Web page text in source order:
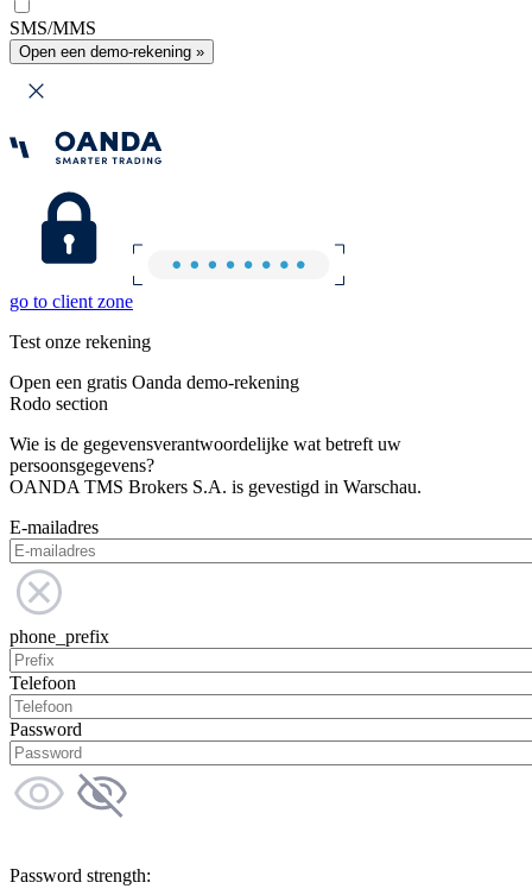
SMS/MMS
Open een demo-rekening »
go to client zone
Test onze rekening
Open een gratis Oanda demo-rekening
Rodo section
Wie is de gegevensverantwoordelijke wat betreft uw
persoonsgegevens?
OANDA TMS Brokers S.A. is gevestigd in Warschau.
E-mailadres
phone_prefix
Telefoon
Password
Password strength: